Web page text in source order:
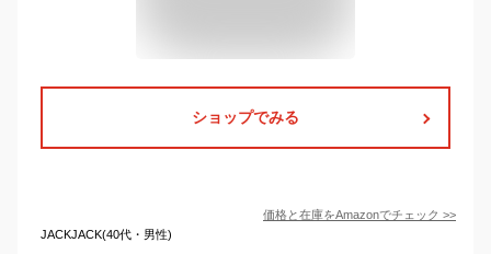
ショップでみる
価格と在庫をAmazonでチェック >>
JACKJACK(40代・男性)